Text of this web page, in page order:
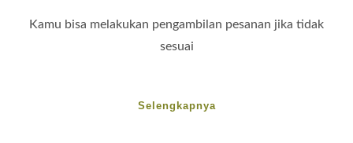
Kamu bisa melakukan pengambilan pesanan jika tidak
sesuai
Selengkapnya